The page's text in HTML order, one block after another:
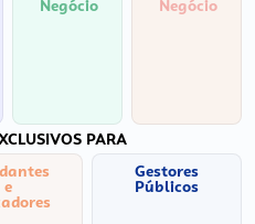
Negócio Negócio
PARA
e
Gestores
Públicos